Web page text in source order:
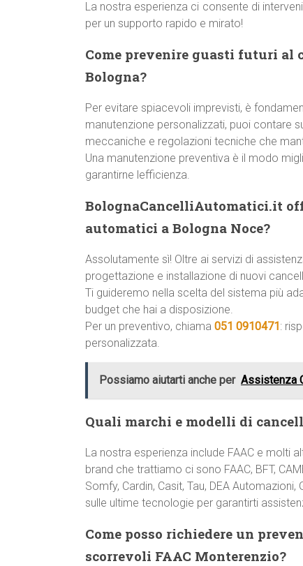
La nostra esperienza ci consente di
per un supporto rapido e mirato!
Come prevenire guasti futuri al
Bologna?
Per evitare spiacevoli imprevisti, è
manutenzione personalizzati, puoi contare
meccaniche e regolazioni tecniche che
Una manutenzione preventiva è il modo
garantirne lefficienza.
BolognaCancelliAutomatici.it
automatici a Bologna Noce?
Assolutamente sì! Oltre ai servizi di
progettazione e installazione di nuovi
Ti guideremo nella scelta del sistema più
budget che hai a disposizione.
Per un preventivo, chiama 051 0910471:
personalizzata.
Possiamo aiutarti anche per Assistenza
Quali marchi e modelli di
La nostra esperienza include FAAC e molti
brand che trattiamo ci sono FAAC, BFT,
Somfy, Cardin, Casit, Tau, DEA
sulle ultime tecnologie per garantirti
Come posso richiedere un
scorrevoli FAAC Monterenzio?